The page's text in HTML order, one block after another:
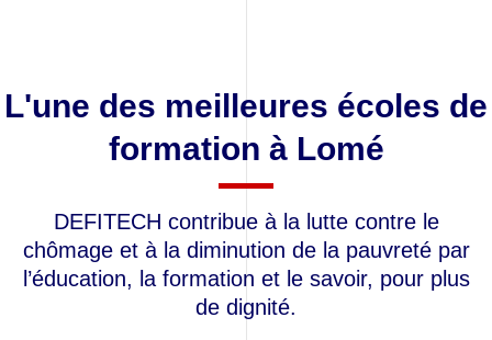
L'une des meilleures écoles de
formation à Lomé
DEFITECH contribue à la lutte contre le
chômage et à la diminution de la pauvreté par
l’éducation, la formation et le savoir, pour plus
de dignité.